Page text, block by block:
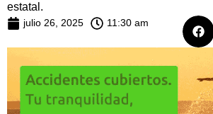
estatal.
julio 26, 2025 11:30 am